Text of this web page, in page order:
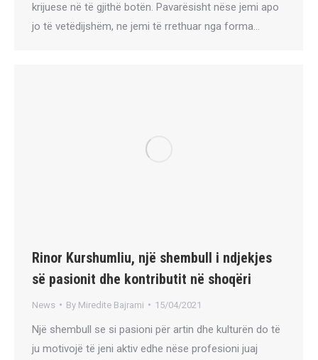
krijuese në të gjithë botën. Pavarësisht nëse jemi apo
jo të vetëdijshëm, ne jemi të rrethuar nga forma…
Rinor Kurshumliu, një shembull i ndjekjes
së pasionit dhe kontributit në shoqëri
News By Miredite Bajrami 15/04/2021
Një shembull se si pasioni për artin dhe kulturën do të
ju motivojë të jeni aktiv edhe nëse profesioni juaj